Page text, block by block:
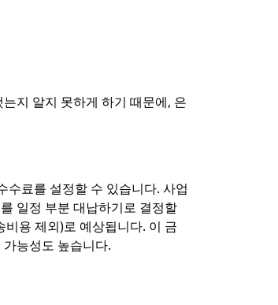
지 알지 못하게 하기 때문에, 은
수료를 설정할 수 있습니다. 사업
일정 부분 대납하기로 결정할
용 제외)로 예상됩니다. 이 금
능성도 높습니다.